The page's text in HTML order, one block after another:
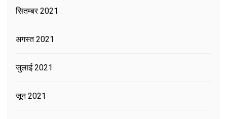
सितम्बर 2021
अगस्त 2021
जुलाई 2021
जून 2021